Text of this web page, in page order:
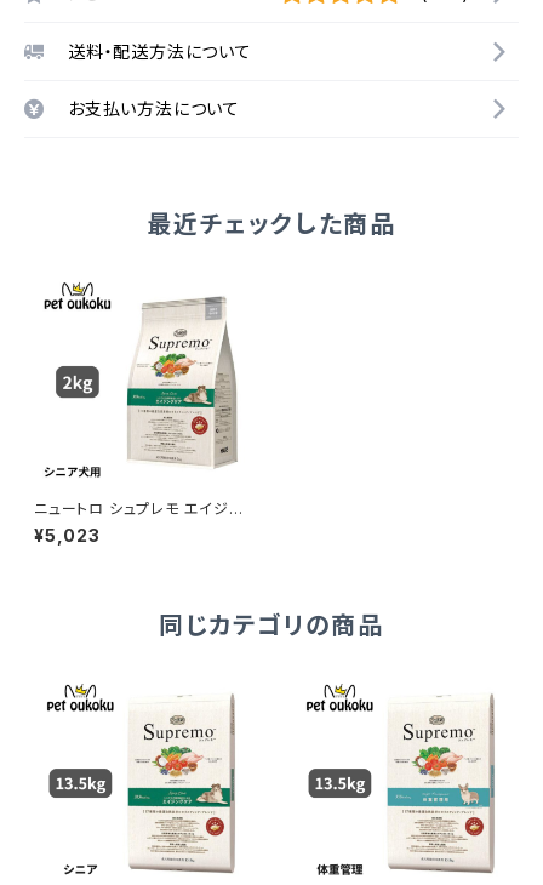
送料・配送方法について
お支払い方法について
最近チェックした商品
ニュートロ シュプレモ エイジン
グケア シニア犬用 2kg 45623
58781957
¥5,023
同じカテゴリの商品